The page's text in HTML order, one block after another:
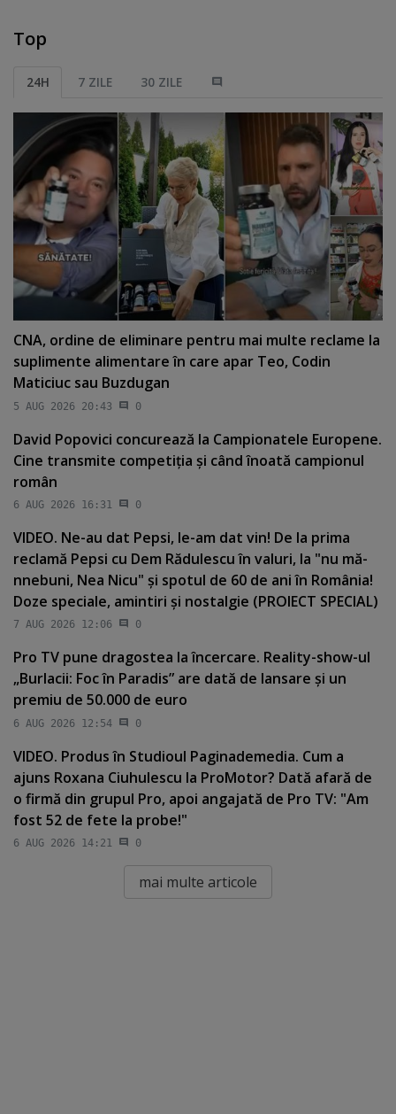
Top
24H 7 ZILE 30 ZILE
CNA, ordine de eliminare pentru mai multe reclame la
suplimente alimentare în care apar Teo, Codin
Maticiuc sau Buzdugan
5 AUG 2026 20:43 0
David Popovici concurează la Campionatele Europene.
Cine transmite competiţia şi când înoată campionul
român
6 AUG 2026 16:31 0
VIDEO. Ne-au dat Pepsi, le-am dat vin! De la prima
reclamă Pepsi cu Dem Rădulescu în valuri, la "nu mă-
nnebuni, Nea Nicu" şi spotul de 60 de ani în România!
Doze speciale, amintiri şi nostalgie (PROIECT SPECIAL)
7 AUG 2026 12:06 0
Pro TV pune dragostea la încercare. Reality-show-ul
„Burlacii: Foc în Paradis” are dată de lansare şi un
premiu de 50.000 de euro
6 AUG 2026 12:54 0
VIDEO. Produs în Studioul Paginademedia. Cum a
ajuns Roxana Ciuhulescu la ProMotor? Dată afară de
o firmă din grupul Pro, apoi angajată de Pro TV: "Am
fost 52 de fete la probe!"
6 AUG 2026 14:21 0
mai multe articole